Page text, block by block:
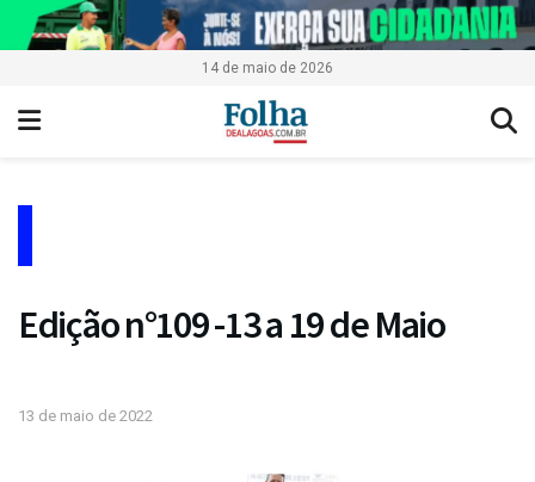
14 de maio de 2026
Edição n°109 -13 a 19 de Maio
13 de maio de 2022